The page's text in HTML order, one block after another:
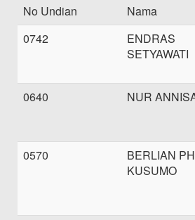
No Undian Nama
0742
ENDRAS
SETYAWATI
0640
NUR
0570
BERLIAN
KUSUMO